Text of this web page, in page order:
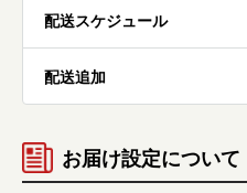
配送スケジュール
配送追加
お届け設定について